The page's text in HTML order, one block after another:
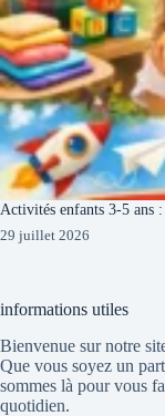
Activités enfants 3-5 ans
29 juillet 2026
informations utiles
Bienvenue sur notre
Que vous soyez un
sommes là pour vous
quotidien.